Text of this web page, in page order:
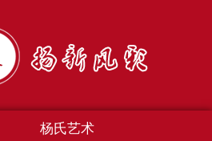
杨氏艺术